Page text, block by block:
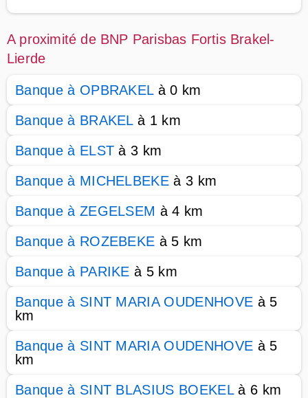
A proximité de BNP Parisbas Fortis Brakel-
Lierde
Banque à OPBRAKELà 0 km
Banque à BRAKELà 1 km
Banque à ELST à 3 km
Banque à MICHELBEKE à 3 km
Banque à ZEGELSEM à 4 km
Banque à ROZEBEKE à 5 km
Banque à PARIKE à 5 km
Banque à SINT MARIA OUDENHOVE à 5
km
Banque à SINT MARIA OUDENHOVE à 5
km
Banque à SINT BLASIUS BOEKELà 6 km